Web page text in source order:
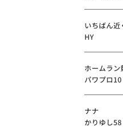
いちばん近
HY
ホームラン
パワプロ10
ナナ
かりゆし58